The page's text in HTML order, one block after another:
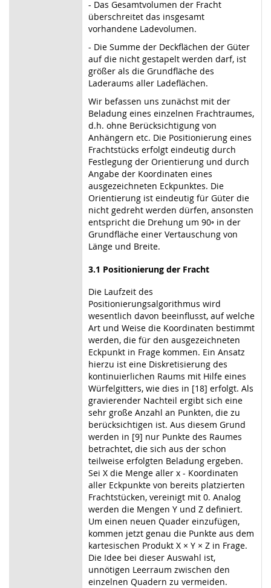
- Das Gesamtvolumen der Fracht
überschreitet das insgesamt
vorhandene Ladevolumen.
- Die Summe der Deckflächen der Güter
auf die nicht gestapelt werden darf, ist
größer als die Grundfläche des
Laderaums aller Ladeflächen.
Wir befassen uns zunächst mit der
Beladung eines einzelnen Frachtraumes,
d.h. ohne Berücksichtigung von
Anhängern etc. Die Positionierung eines
Frachtstücks erfolgt eindeutig durch
Festlegung der Orientierung und durch
Angabe der Koordinaten eines
ausgezeichneten Eckpunktes. Die
Orientierung ist eindeutig für Güter die
nicht gedreht werden dürfen, ansonsten
entspricht die Drehung um 90◦ in der
Grundfläche einer Vertauschung von
Länge und Breite.
3.1 Positionierung der Fracht
Die Laufzeit des
Positionierungsalgorithmus wird
wesentlich davon beeinflusst, auf welche
Art und Weise die Koordinaten bestimmt
werden, die für den ausgezeichneten
Eckpunkt in Frage kommen. Ein Ansatz
hierzu ist eine Diskretisierung des
kontinuierlichen Raums mit Hilfe eines
Würfelgitters, wie dies in [18] erfolgt. Als
gravierender Nachteil ergibt sich eine
sehr große Anzahl an Punkten, die zu
berücksichtigen ist. Aus diesem Grund
werden in [9] nur Punkte des Raumes
betrachtet, die sich aus der schon
teilweise erfolgten Beladung ergeben.
Sei X die Menge aller x - Koordinaten
aller Eckpunkte von bereits platzierten
Frachtstücken, vereinigt mit 0. Analog
werden die Mengen Y und Z definiert.
Um einen neuen Quader einzufügen,
kommen jetzt genau die Punkte aus dem
kartesischen Produkt X × Y × Z in Frage.
Die Idee bei dieser Auswahl ist,
unnötigen Leerraum zwischen den
einzelnen Quadern zu vermeiden.